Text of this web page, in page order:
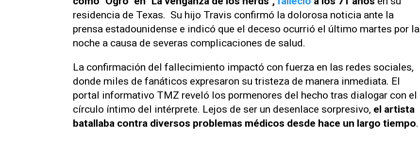
residencia de Texas. Su hijo Travis confirmó la dolorosa noticia ante la
prensa estadounidense e indicó que el deceso ocurrió el último martes por la
noche a causa de severas complicaciones de salud.
La confirmación del fallecimiento impactó con fuerza en las redes sociales,
donde miles de fanáticos expresaron su tristeza de manera inmediata. El
portal informativo TMZ reveló los pormenores del hecho tras dialogar con el
círculo íntimo del intérprete. Lejos de ser un desenlace sorpresivo, el artista
batallaba contra diversos problemas médicos desde hace un largo tiempo.